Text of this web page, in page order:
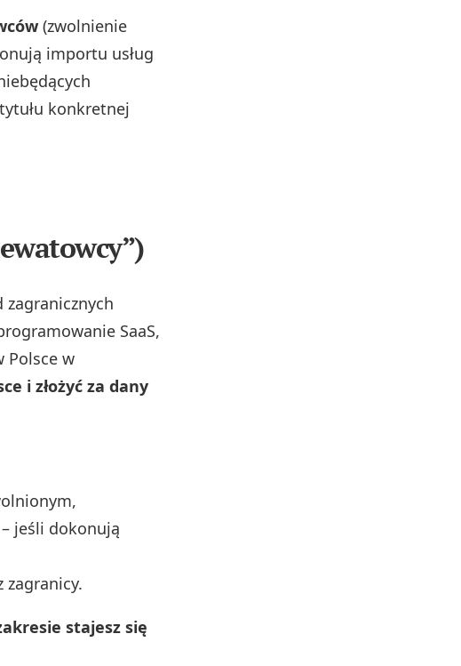
(zwolnienie
importu usług
konkretnej
zagranicznych
SaaS,
Polsce w
i złożyć za dany
jeśli dokonują
stajesz się